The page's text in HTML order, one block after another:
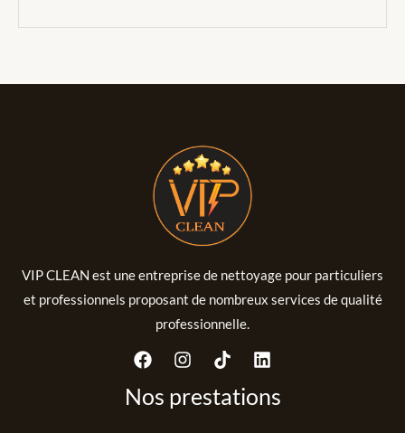
VIP CLEAN est une entreprise de nettoyage pour particuliers
et professionnels proposant de nombreux services de qualité
professionnelle.
Nos prestations